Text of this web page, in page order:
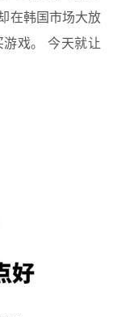
在韩国市场大放
戏。 今天就让